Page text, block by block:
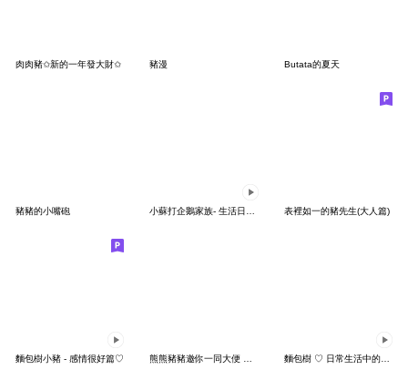
肉肉豬✩新的一年發大財✩ 豬漫 Butata的夏天
豬豬的小嘴砲 小蘇打企鵝家族- 生活日常(冬) 表裡如一的豬先生(大人篇)
麵包樹小豬 - 感情很好篇♡ 麵包樹 ♡ 日常生活中的愛 ♡